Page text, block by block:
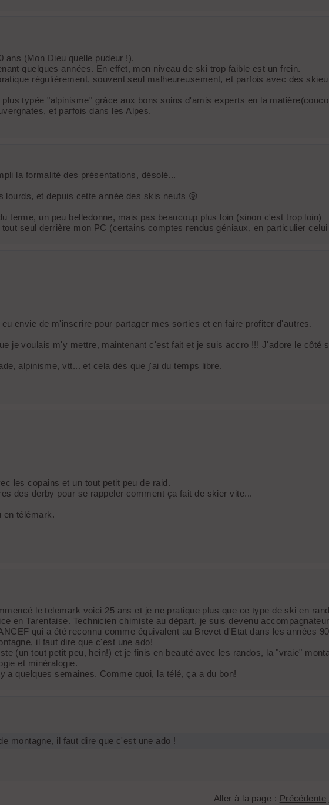
ans (Mon Dieu quelle pudeur !).
quelques années. En effet, mon niveau de ski trop faible est un frein.
régulièrement, souvent seul malheureusement, et parfois avec des
typée "alpinisme" grâce aux bons soins d'amis experts en la
et parfois dans les Alpes.
la formalité des présentations, désolé...
et depuis cette année des skis neufs 😜
un peu belledonne, mais pas beaucoup plus loin (sinon c'est trop loin)
seul derrière mon PC (certains comptes rendus géniaux, en particulier
envie de m'inscrire pour partager mes sorties et en faire profiter d'autres.
je voulais m'y mettre, maintenant c'est fait et je suis accro !!! J'adore le côté
alpinisme, vtt... et cela dès que j'ai du temps libre.
les copains et un tout petit peu de raid.
des derby pour se rappeler comment ça fait de skier vite...
en télémark.
le telemark voici 25 ans et je ne pratique plus que ce type de ski en
en Tarentaise. Technicien chimiste au départ, je suis devenu
qui a été reconnu comme équivalent au Brevet d'Etat dans les années
il faut dire que c'est une ado!
(un tout petit peu, hein!) et je finis en beauté avec les randos, la "vraie"
et minéralogie.
quelques semaines. Comme quoi, la télé, ça a du bon!
montagne, il faut dire que c'est une ado !
Aller à la page : Précédente